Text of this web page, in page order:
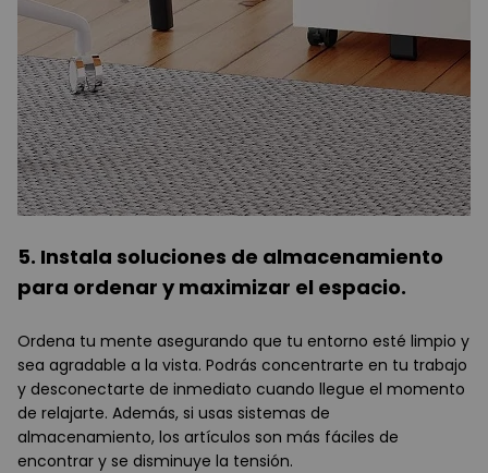
5. Instala soluciones de almacenamiento
para ordenar y maximizar el espacio.
Ordena tu mente asegurando que tu entorno esté limpio y
sea agradable a la vista. Podrás concentrarte en tu trabajo
y desconectarte de inmediato cuando llegue el momento
de relajarte. Además, si usas sistemas de
almacenamiento, los artículos son más fáciles de
encontrar y se disminuye la tensión.